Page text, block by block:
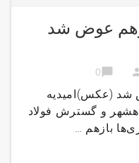
عوض شد
chat_bubble
0
شد (عکس)امیدیه
و گسترش فولاد
بازهم …